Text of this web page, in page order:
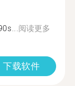
阅读更多
下载软件